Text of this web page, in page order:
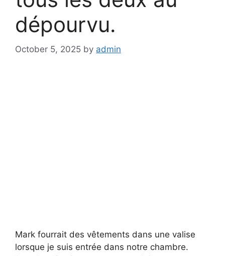
dépourvu.
October 5, 2025 by admin
Mark fourrait des vêtements dans une valise
lorsque je suis entrée dans notre chambre.